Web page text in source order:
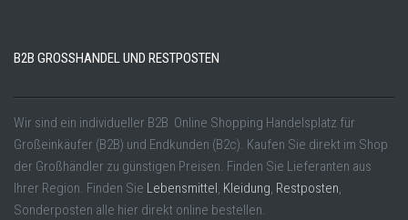
B2B GROSSHANDEL UND RESTPOSTEN
Wir sind ein individueller B2B Online Shopping Handelsplatz für
Großeinkäufer (B2B) und Endkunden (B2c). Kaufen Sie direkt im Shop
der Großhändler zu günstigen Preisen. Finden Sie Lieferanten aus
Ihrer Region. Finden Sie Lebensmittel , Kleidung, Restposten,
Sonderposten alle hier direkt online bestellen.